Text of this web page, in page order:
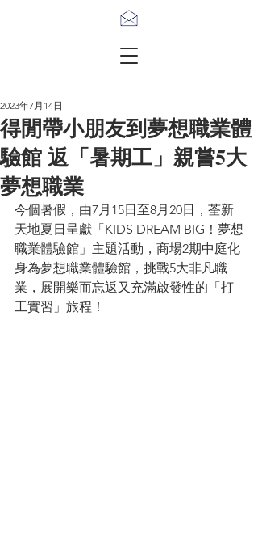
得閒帶小朋友到夢想職業體
驗館 返「暑期工」親嘗5大
夢想職業
2023年7月14日
今個暑假，由7月15日至8月20日，荃新
天地夏日呈獻「KIDS DREAM BIG！夢想
職業體驗館」主題活動，商場2期中庭化
身為夢想職業體驗館，挑戰5大非凡職
業，展開樂而忘返又充滿啟發性的「打
工實習」旅程！